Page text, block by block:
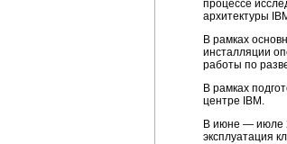
процессе
архитектуры
В рамках
инсталляции
работы по
В рамках
центре IBM.
В июне — июле
эксплуатация